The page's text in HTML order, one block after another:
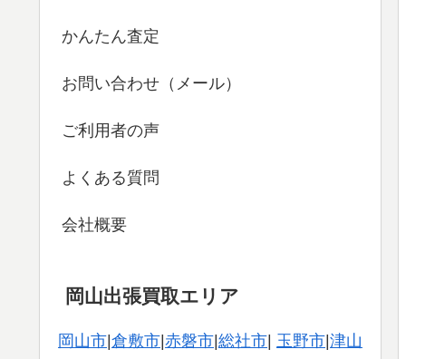
かんたん査定
お問い合わせ（メール）
ご利用者の声
よくある質問
会社概要
岡山出張買取エリア
岡山市|倉敷市|赤磐市|総社市| 玉野市|津山